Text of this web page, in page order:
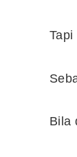
Tapi
Bila